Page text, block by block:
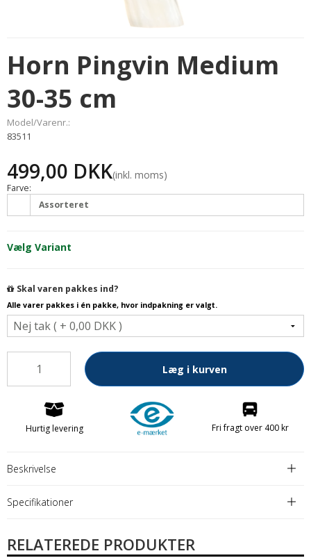
Horn Pingvin Medium
30-35 cm
Model/Varenr.:
83511
499,00 DKK(inkl. moms)
Farve:
Assorteret
Vælg Variant
Skal varen pakkes ind?
Alle varer pakkes i én pakke, hvor indpakning er valgt.
Læg i kurven
Hurtig levering Fri fragt over 400 kr
Beskrivelse
Specifikationer
RELATEREDE PRODUKTER